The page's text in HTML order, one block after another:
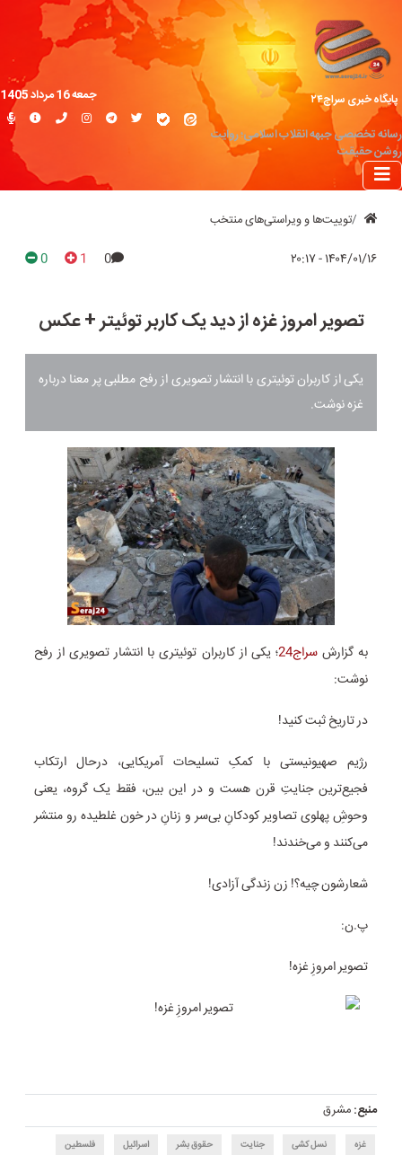
پایگاه خبری سراج۲۴
رسانه تخصصی جبهه انقلاب اسلامی؛ روایت
روشن حقیقت
جمعه 16 مرداد 1405
توییت‌ها و ویراستی‌های منتخب
۱۴۰۴/۰۱/۱۶ - ۲۰:۱۷ 0
1
0
تصویر امروز غزه از دید یک کاربر توئیتر + عکس
یکی از کاربران توئیتری با انتشار تصویری از رفح مطلبی پر معنا درباره
غزه نوشت.
به گزارشسراج24
؛ یکی از کاربران توئیتری با انتشار تصویری از رفح
نوشت:
در تاریخ ثبت کنید!
رژیم صهیونیستی با کمکِ تسلیحات آمریکایی، درحال ارتکاب
فجیع‌ترین جنایتِ قرن هست و در این بین، فقط یک گروه، یعنی
وحوشِ پهلوی تصاویر کودکانِ بی‌سر و زنانِ در خون غلطیده رو منتشر
می‌کنند و می‌خندند!
شعارشون چیه؟! زن زندگی آزادی!
پ.ن:
تصویر امروزِ غزه!
منبع:مشرق
غزه نسل کشی جنایت حقوق بشر اسرائیل
فلسطین